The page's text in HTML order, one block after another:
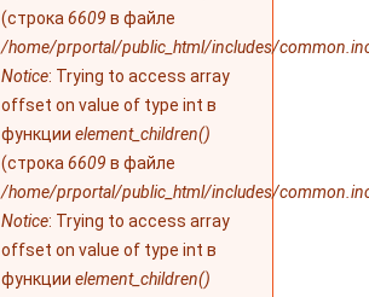
(строка 6609 в файле
/home/prportal/public_html/includes/
Notice: Trying to access array
offset on value of type int в
функции element_children()
(строка 6609 в файле
/home/prportal/public_html/includes/
Notice: Trying to access array
offset on value of type int в
функции element_children()